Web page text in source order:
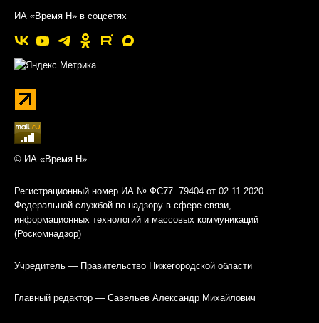
ИА «Время Н» в соцсетях
© ИА «Время Н»
Регистрационный номер ИА № ФС77−79404 от 02.11.2020
Федеральной службой по надзору в сфере связи,
информационных технологий и массовых коммуникаций
(Роскомнадзор)
Учредитель — Правительство Нижегородской области
Главный редактор — Савельев Александр Михайлович